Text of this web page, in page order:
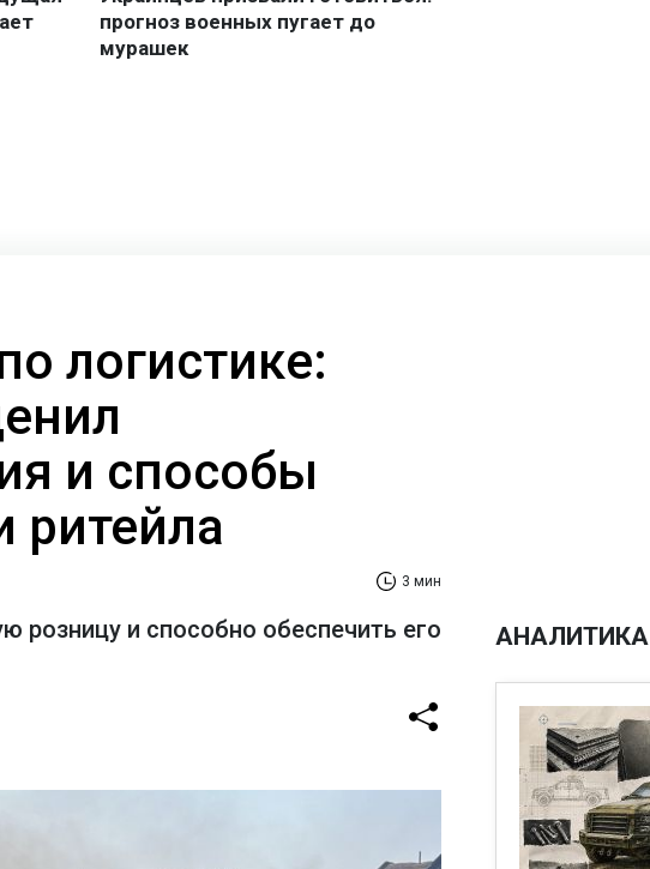
логистике:
и способы
ритейла
3 мин
розницу и способно обеспечить его
АНАЛИТИКА